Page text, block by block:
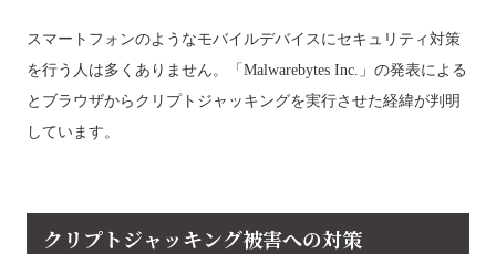
スマートフォンのようなモバイルデバイスにセキュリティ対策
を行う人は多くありません。「Malwarebytes Inc.」の発表による
とブラウザからクリプトジャッキングを実行させた経緯が判明
しています。
クリプトジャッキング被害への対策